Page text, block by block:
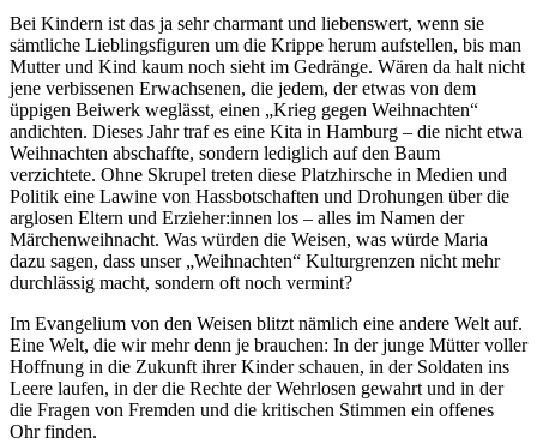
Bei Kindern ist das ja sehr charmant und liebenswert, wenn sie
sämtliche Lieblingsfiguren um die Krippe herum aufstellen, bis man
Mutter und Kind kaum noch sieht im Gedränge. Wären da halt nicht
jene verbissenen Erwachsenen, die jedem, der etwas von dem
üppigen Beiwerk weglässt, einen „Krieg gegen Weihnachten“
andichten. Dieses Jahr traf es eine Kita in Hamburg – die nicht etwa
Weihnachten abschaffte, sondern lediglich auf den Baum
verzichtete. Ohne Skrupel treten diese Platzhirsche in Medien und
Politik eine Lawine von Hassbotschaften und Drohungen über die
arglosen Eltern und Erzieher:innen los – alles im Namen der
Märchenweihnacht. Was würden die Weisen, was würde Maria
dazu sagen, dass unser „Weihnachten“ Kulturgrenzen nicht mehr
durchlässig macht, sondern oft noch vermint?
Im Evangelium von den Weisen blitzt nämlich eine andere Welt auf.
Eine Welt, die wir mehr denn je brauchen: In der junge Mütter voller
Hoffnung in die Zukunft ihrer Kinder schauen, in der Soldaten ins
Leere laufen, in der die Rechte der Wehrlosen gewahrt und in der
die Fragen von Fremden und die kritischen Stimmen ein offenes
Ohr finden.